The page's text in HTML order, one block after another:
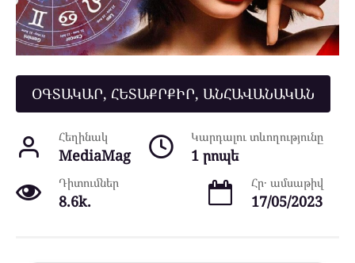
ՕԳՏԱԿԱՐ, ՀԵՏԱՔՐՔԻՐ, ԱՆՀԱՎԱՆԱԿԱՆ
Հեղինակ
MediaMag
Կարդալու տևողությունը
1 րոպե
Դիտումներ
8.6k.
Հր․ ամսաթիվ
17/05/2023